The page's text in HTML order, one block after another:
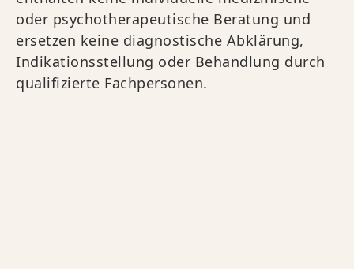
oder psychotherapeutische Beratung und
ersetzen keine diagnostische Abklärung,
Indikationsstellung oder Behandlung durch
qualifizierte Fachpersonen.